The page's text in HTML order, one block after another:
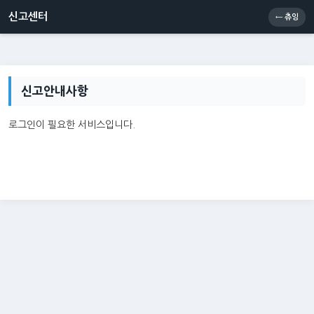
신고센터 메인
신고센터 ← 츄잉
신고안내사항
로그인이 필요한 서비스입니다.